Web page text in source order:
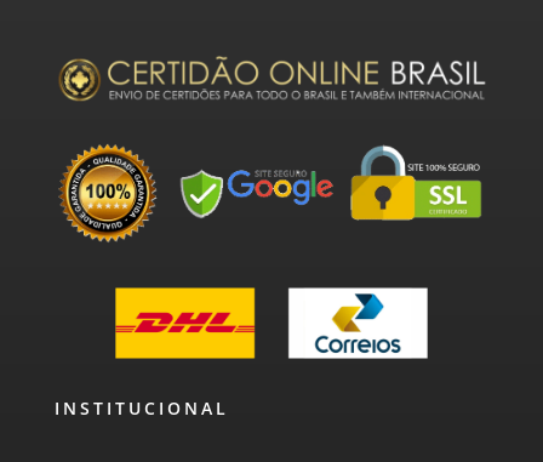
INSTITUCIONAL